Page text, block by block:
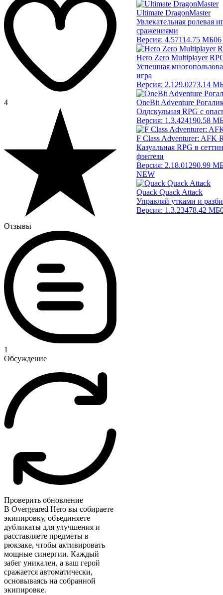
4
Отзывы
1
Обсуждение
Проверить обновление
В Overgeared Hero вы собираете
экипировку, объединяете
дубликаты для улучшения и
расставляете предметы в
рюкзаке, чтобы активировать
мощные синергии. Каждый
забег уникален, а ваш герой
сражается автоматически,
основываясь на собранной
экипировке.
Ultimate DragonMaster
Увлекательная ролевая
сражениями
Версия: 4.57114.75 МБ06
Hero Zero Multiplayer
Успешная
игра
Версия: 2.129.0273.14
OneBit Adventure
Олдскульная RPG с
Версия: 1.3.424190.58
F Class Adventurer: AFK
Казуальная RPG в
фэнтези
Версия: 2.18.01 290.99
NEW
Quack Quack Attack
Управляй утками и
Версия: 1.3.23478.42 МБ